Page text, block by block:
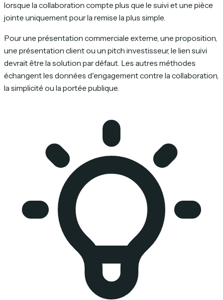
lorsque la collaboration compte plus que le suivi et une pièce
jointe uniquement pour la remise la plus simple.
Pour une présentation commerciale externe, une proposition,
une présentation client ou un pitch investisseur, le lien suivi
devrait être la solution par défaut. Les autres méthodes
échangent les données d'engagement contre la collaboration,
la simplicité ou la portée publique.